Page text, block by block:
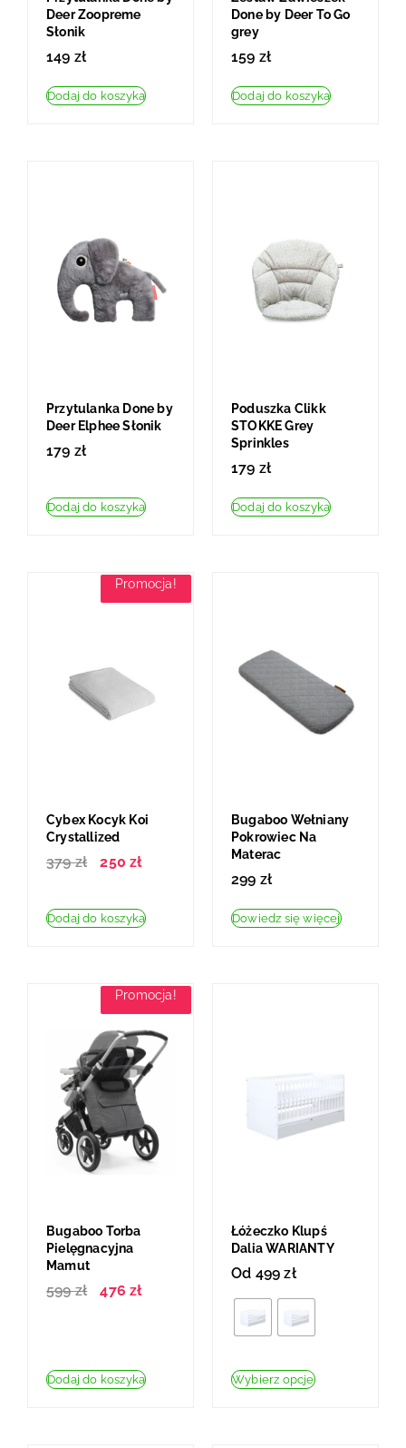
Deer Zoopreme
Słonik
149 zł
Dodaj do koszyka
Done by Deer To Go
grey
159 zł
Dodaj do koszyka
Przytulanka Done by
Deer Elphee Słonik
179 zł
Dodaj do koszyka
Poduszka Clikk
STOKKE Grey
Sprinkles
179 zł
Dodaj do koszyka
Promocja!
Cybex Kocyk Koi
Crystallized
379zł 250zł
Dodaj do koszyka
Bugaboo Wełniany
Pokrowiec Na
Materac
299 zł
Dowiedz się więcej
Promocja!
Bugaboo Torba
Pielęgnacyjna
Mamut
599zł 476zł
Dodaj do koszyka
Łóżeczko Klupś
Dalia WARIANTY
Od 499zł
Wybierz opcje